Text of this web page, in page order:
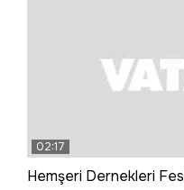
02:17
Hemşeri Dernekleri